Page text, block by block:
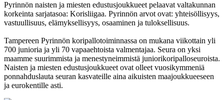
Pyrinnön naisten ja miesten edustusjoukkueet pelaavat valtakunnan
korkeinta sarjatasoa: Korisliigaa. Pyrinnön arvot ovat: yhteisöl­lisyys,
vastuul­lisuus, elämyk­sellisyys, osaaminen ja tulok­sellisuus.
Tampereen Pyrinnön kori­pallo­toimin­nassa on mukana viikottain yli
700 junioria ja yli 70 vapaa­ehtoista valmen­tajaa. Seura on yksi
maamme suurim­mista ja menes­tyneim­mistä juni­ori­kori­pallo­seuroista.
Naisten ja miesten edustus­joukkueet ovat olleet vuosi­kymmeniä
ponnahdus­lauta seuran kasvateille aina aikuisten maa­joukkueeseen
ja euro­kentille asti.